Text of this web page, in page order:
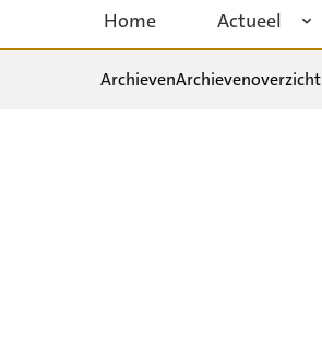
Home Actueel
ArchievenArchievenoverzicht